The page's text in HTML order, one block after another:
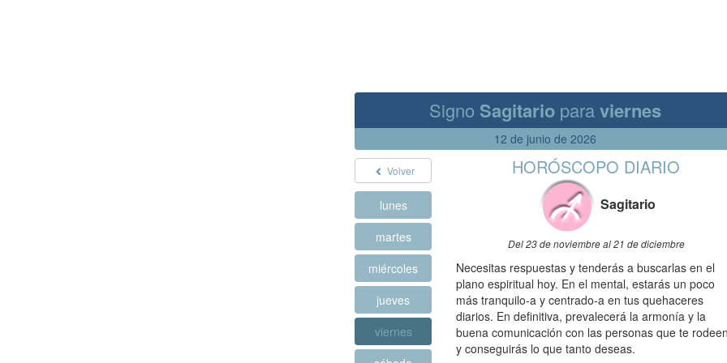
Signo Sagitario paraviernes
12 de junio de 2026
Volver
lunes
martes
miércoles
jueves
viernes
HORÓSCOPO DIARIO
Sagitario
Del 23 de noviembre al 21 de diciembre
Necesitas respuestas y tenderás a buscarlas en el
plano espiritual hoy. En el mental, estarás un poco
más tranquilo-a y centrado-a en tus quehaceres
diarios. En definitiva, prevalecerá la armonía y la
buena comunicación con las personas que te
y conseguirás lo que tanto deseas.